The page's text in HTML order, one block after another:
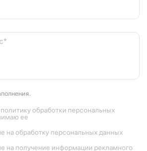
обработки персональных
ее
на обработку персональных данных
на получение информации рекламного